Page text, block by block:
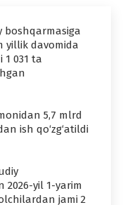
boshqarmasiga
yillik davomida
1 031 ta
5,7 mlrd
ish qo‘zg‘atildi
2026-yil 1-yarim
jami 2